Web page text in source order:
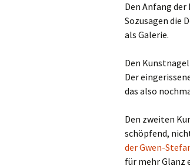
Den Anfang
Sozusagen die
als Galerie.
Den
Der
das also
Den zweiten
schöpfend,
der Gwen-
für mehr Glanz